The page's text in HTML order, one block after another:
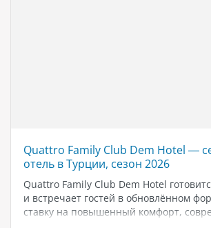
Quattro Family Club Dem Hotel —
отель в Турции, сезон 2026
Quattro Family Club Dem Hotel
и встречает гостей в обновлённом
ставку на повышенный комфорт,